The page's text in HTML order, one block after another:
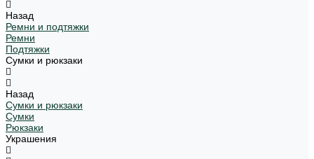
Назад
Ремни и подтяжки
Ремни
Подтяжки
Сумки и рюкзаки
Назад
Сумки и рюкзаки
Сумки
Рюкзаки
Украшения